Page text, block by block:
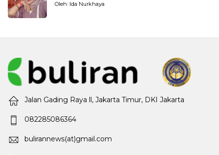
Oleh: Ida Nurkhaya
Jalan Gading Raya ll, Jakarta Timur, DKI Jakarta
082285086364
bulirannews(at)gmail.com